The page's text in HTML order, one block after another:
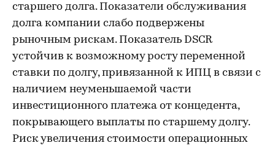
старшего долга. Показатели обслуживания
долга компании слабо подвержены
рыночным рискам. Показатель DSCR
устойчив к возможному росту переменной
ставки по долгу, привязанной к ИПЦ в связи с
наличием неуменьшаемой части
инвестиционного платежа от концедента,
покрывающего выплаты по старшему долгу.
Риск увеличения стоимости операционных